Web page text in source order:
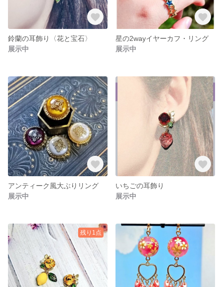
鈴蘭の耳飾り〈花と宝石〉
展示中
星の2wayイヤーカフ・リング
展示中
アンティーク風大ぶりリング
展示中
いちごの耳飾り
展示中
残り1点